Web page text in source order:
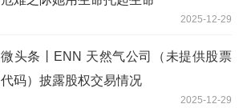
2025-12-29
微头条丨ENN 天然气公司（未提供股票
代码）披露股权交易情况
2025-12-29